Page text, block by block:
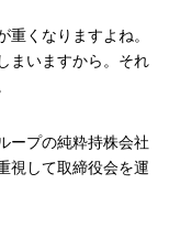
くなりますよね。
まいますから。それ
ープの純粋持株会社
視して取締役会を運